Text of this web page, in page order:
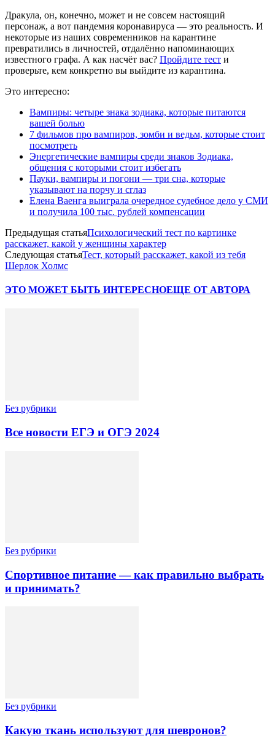
Дракула, он, конечно, может и не совсем настоящий
персонаж, а вот пандемия коронавируса — это реальность. И
некоторые из наших современников на карантине
превратились в личностей, отдалённо напоминающих
известного графа. А как насчёт вас? Пройдите тест и
проверьте, кем конкретно вы выйдите из карантина.
Это интересно:
Вампиры: четыре знака зодиака, которые питаются
вашей болью
7 фильмов про вампиров, зомби и ведьм, которые стоит
посмотреть
Энергетические вампиры среди знаков Зодиака,
общения с которыми стоит избегать
Пауки, вампиры и погони — три сна, которые
указывают на порчу и сглаз
Елена Ваенга выиграла очередное судебное дело у СМИ
и получила 100 тыс. рублей компенсации
Предыдущая статьяПсихологический тест по картинке
расскажет, какой у женщины характер
Следующая статьяТест, который расскажет, какой из тебя
Шерлок Холмс
ЭТО МОЖЕТ БЫТЬ ИНТЕРЕСНОЕЩЕ ОТ АВТОРА
Без рубрики
Все новости ЕГЭ и ОГЭ 2024
Без рубрики
Спортивное питание — как правильно выбрать
и принимать?
Без рубрики
Какую ткань используют для шевронов?